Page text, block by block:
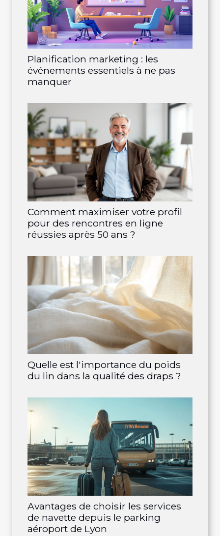
Planification marketing : les
événements essentiels à ne pas
manquer
Comment maximiser votre profil
pour des rencontres en ligne
réussies après 50 ans ?
Quelle est l'importance du poids
du lin dans la qualité des draps ?
Avantages de choisir les services
de navette depuis le parking
aéroport de Lyon